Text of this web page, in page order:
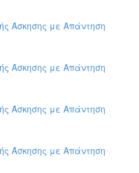
Άσκησης με Απάντηση
Άσκησης με Απάντηση
Άσκησης με Απάντηση
Άσκησης με Απάντηση